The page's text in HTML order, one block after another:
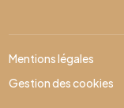
Mentions légales
Gestion des cookies